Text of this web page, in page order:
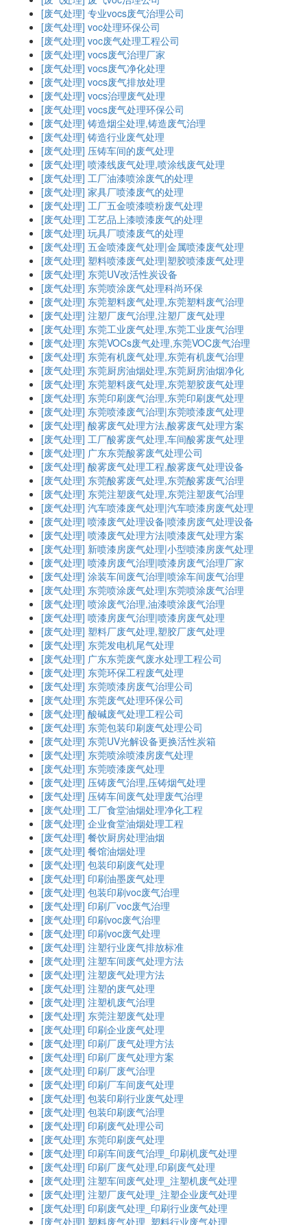
[废气处理] 专业vocs废气治理公司
[废气处理] voc处理环保公司
[废气处理] voc废气处理工程公司
[废气处理] vocs废气治理厂家
[废气处理] vocs废气净化处理
[废气处理] vocs废气排放处理
[废气处理] vocs治理废气处理
[废气处理] vocs废气处理环保公司
[废气处理] 铸造烟尘处理,铸造废气治理
[废气处理] 铸造行业废气处理
[废气处理] 压铸车间的废气处理
[废气处理] 喷漆线废气处理,喷涂线废气处理
[废气处理] 工厂油漆喷涂废气的处理
[废气处理] 家具厂喷漆废气的处理
[废气处理] 工厂五金喷漆喷粉废气处理
[废气处理] 工艺品上漆喷漆废气的处理
[废气处理] 玩具厂喷漆废气的处理
[废气处理] 五金喷漆废气处理|金属喷漆废气处理
[废气处理] 塑料喷漆废气处理|塑胶喷漆废气处理
[废气处理] 东莞UV改活性炭设备
[废气处理] 东莞喷涂废气处理科尚环保
[废气处理] 东莞塑料废气处理,东莞塑料废气治理
[废气处理] 注塑厂废气治理,注塑厂废气处理
[废气处理] 东莞工业废气处理,东莞工业废气治理
[废气处理] 东莞VOCs废气处理,东莞VOC废气治理
[废气处理] 东莞有机废气处理,东莞有机废气治理
[废气处理] 东莞厨房油烟处理,东莞厨房油烟净化
[废气处理] 东莞塑料废气处理,东莞塑胶废气处理
[废气处理] 东莞印刷废气治理,东莞印刷废气处理
[废气处理] 东莞喷漆废气治理|东莞喷漆废气处理
[废气处理] 酸雾废气处理方法,酸雾废气处理方案
[废气处理] 工厂酸雾废气处理,车间酸雾废气处理
[废气处理] 广东东莞酸雾废气处理公司
[废气处理] 酸雾废气处理工程,酸雾废气处理设备
[废气处理] 东莞酸雾废气处理,东莞酸雾废气治理
[废气处理] 东莞注塑废气处理,东莞注塑废气治理
[废气处理] 汽车喷漆废气处理|汽车喷漆房废气处理
[废气处理] 喷漆废气处理设备|喷漆房废气处理设备
[废气处理] 喷漆废气处理方法|喷漆废气处理方案
[废气处理] 新喷漆房废气处理|小型喷漆房废气处理
[废气处理] 喷漆房废气治理|喷漆房废气治理厂家
[废气处理] 涂装车间废气治理|喷涂车间废气治理
[废气处理] 东莞喷涂废气处理|东莞喷涂废气治理
[废气处理] 喷涂废气治理,油漆喷涂废气治理
[废气处理] 喷漆房废气治理|喷漆房废气处理
[废气处理] 塑料厂废气处理,塑胶厂废气处理
[废气处理] 东莞发电机尾气处理
[废气处理] 广东东莞废气废水处理工程公司
[废气处理] 东莞环保工程废气处理
[废气处理] 东莞喷漆房废气治理公司
[废气处理] 东莞废气处理环保公司
[废气处理] 酸碱废气处理工程公司
[废气处理] 东莞包装印刷废气处理公司
[废气处理] 东莞UV光解设备更换活性炭箱
[废气处理] 东莞喷涂喷漆房废气处理
[废气处理] 东莞喷漆废气处理
[废气处理] 压铸废气治理,压铸烟气处理
[废气处理] 压铸车间废气处理废气治理
[废气处理] 工厂食堂油烟处理净化工程
[废气处理] 企业食堂油烟处理工程
[废气处理] 餐饮厨房处理油烟
[废气处理] 餐馆油烟处理
[废气处理] 包装印刷废气处理
[废气处理] 印刷油墨废气处理
[废气处理] 包装印刷voc废气治理
[废气处理] 印刷厂voc废气治理
[废气处理] 印刷voc废气治理
[废气处理] 印刷voc废气处理
[废气处理] 注塑行业废气排放标准
[废气处理] 注塑车间废气处理方法
[废气处理] 注塑废气处理方法
[废气处理] 注塑的废气处理
[废气处理] 注塑机废气治理
[废气处理] 东莞注塑废气处理
[废气处理] 印刷企业废气处理
[废气处理] 印刷厂废气处理方法
[废气处理] 印刷厂废气处理方案
[废气处理] 印刷厂废气治理
[废气处理] 印刷厂车间废气处理
[废气处理] 包装印刷行业废气处理
[废气处理] 包装印刷废气治理
[废气处理] 印刷废气处理公司
[废气处理] 东莞印刷废气处理
[废气处理] 印刷车间废气治理_印刷机废气处理
[废气处理] 印刷厂废气处理,印刷废气处理
[废气处理] 注塑车间废气处理_注塑机废气处理
[废气处理] 注塑厂废气处理_注塑企业废气处理
[废气处理] 印刷废气处理_印刷行业废气处理
[废气处理] 塑料废气处理_塑料行业废气处理